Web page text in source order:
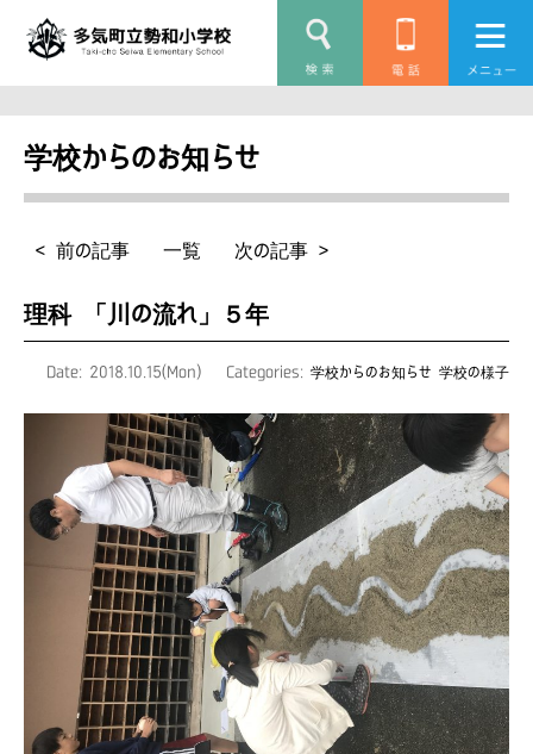
学校からのお知らせ
< 前の記事 一覧 次の記事 >
理科 「川の流れ」５年
Date: 2018.10.15(Mon) Categories: 学校からのお知らせ 学校の様子